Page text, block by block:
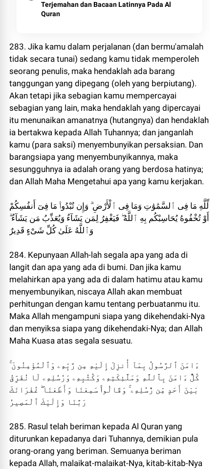
Terjemahan dan Bacaan Latinnya Pada Al
Quran
283. Jika kamu dalam perjalanan (dan bermu'amalah
tidak secara tunai) sedang kamu tidak memperoleh
seorang penulis, maka hendaklah ada barang
tanggungan yang dipegang (oleh yang berpiutang).
Akan tetapi jika sebagian kamu mempercayai
sebagian yang lain, maka hendaklah yang dipercayai
itu menunaikan amanatnya (hutangnya) dan hendaklah
ia bertakwa kepada Allah Tuhannya; dan janganlah
kamu (para saksi) menyembunyikan persaksian. Dan
barangsiapa yang menyembunyikannya, maka
sesungguhnya ia adalah orang yang berdosa hatinya;
dan Allah Maha Mengetahui apa yang kamu kerjakan.
لِّلَّهِ مَا فِى ٱلسَّمَٰوَٰتِ وَمَا فِى ٱلْأَرْضِ ۗ وَإِن تُبْدُوا۟ مَا فِىٓ أَنفُسِكُمْ
أَوْ تُخْفُوهُ يُحَاسِبْكُم بِهِ ٱللَّهُ ۖ فَيَغْفِرُ لِمَن يَشَآءُ وَيُعَذِّبُ مَن يَشَآءُ ۗ
وَٱللَّهُ عَلَىٰ كُلِّ شَىْءٍ قَدِيرٌ
284. Kepunyaan Allah-lah segala apa yang ada di
langit dan apa yang ada di bumi. Dan jika kamu
melahirkan apa yang ada di dalam hatimu atau kamu
menyembunyikan, niscaya Allah akan membuat
perhitungan dengan kamu tentang perbuatanmu itu.
Maka Allah mengampuni siapa yang dikehendaki-Nya
dan menyiksa siapa yang dikehendaki-Nya; dan Allah
Maha Kuasa atas segala sesuatu.
ءَامَنَ ٱلرَّسُولُ بِمَآ أُنزِلَ إِلَيْهِ مِن رَّبِّهِۦ وَٱلْمُؤْمِنُونَ ۚ
كُلٌّ ءَامَنَ بِٱللَّهِ وَمَلَٰٓئِكَتِهِۦ وَكُتُبِهِۦ وَرُسُلِهِۦ لَا نُفَرِّقُ
بَيْنَ أَحَدٍ مِّن رُّسُلِهِۦ ۚ وَقَالُوا۟ سَمِعْنَا وَأَطَعْنَا ۖ غُفْرَانَكَ
رَبَّنَا وَإِلَيْكَ ٱلْمَصِيرُ
285. Rasul telah beriman kepada Al Quran yang
diturunkan kepadanya dari Tuhannya, demikian pula
orang-orang yang beriman. Semuanya beriman
kepada Allah, malaikat-malaikat-Nya, kitab-kitab-Nya